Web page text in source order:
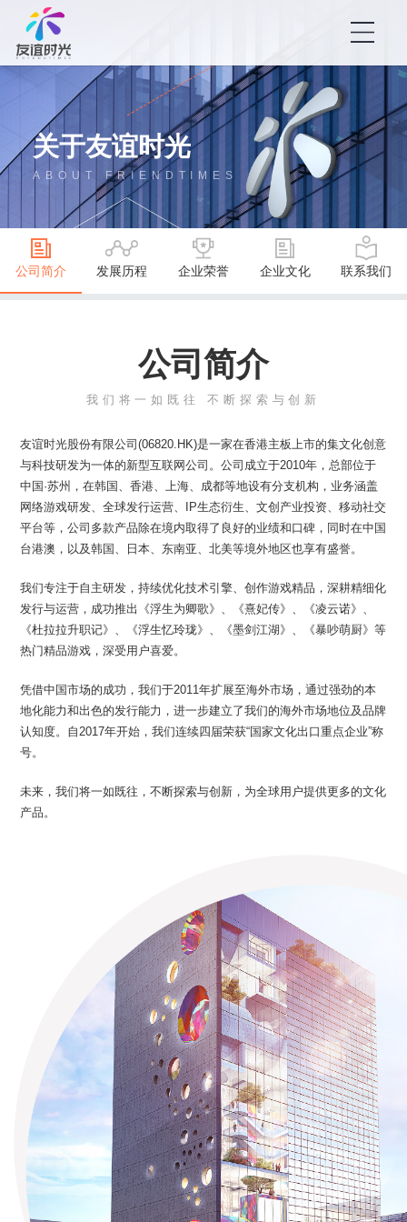
关于友谊时光
ABOUT FRIENDTIMES
公司简介 发展历程 企业荣誉 企业文化 联系我们
公司简介
我们将一如既往 不断探索与创新
友谊时光股份有限公司(06820.HK)是一家在香港主板上市的集文化创意
与科技研发为一体的新型互联网公司。公司成立于2010年，总部位于
中国·苏州，在韩国、香港、上海、成都等地设有分支机构，业务涵盖
网络游戏研发、全球发行运营、IP生态衍生、文创产业投资、移动社交
平台等，公司多款产品除在境内取得了良好的业绩和口碑，同时在中国
台港澳，以及韩国、日本、东南亚、北美等境外地区也享有盛誉。
我们专注于自主研发，持续优化技术引擎、创作游戏精品，深耕精细化
发行与运营，成功推出《浮生为卿歌》、《熹妃传》、《凌云诺》、
《杜拉拉升职记》、《浮生忆玲珑》、《墨剑江湖》、《暴吵萌厨》等
热门精品游戏，深受用户喜爱。
凭借中国市场的成功，我们于2011年扩展至海外市场，通过强劲的本
地化能力和出色的发行能力，进一步建立了我们的海外市场地位及品牌
认知度。自2017年开始，我们连续四届荣获“国家文化出口重点企业”称
号。
未来，我们将一如既往，不断探索与创新，为全球用户提供更多的文化
产品。